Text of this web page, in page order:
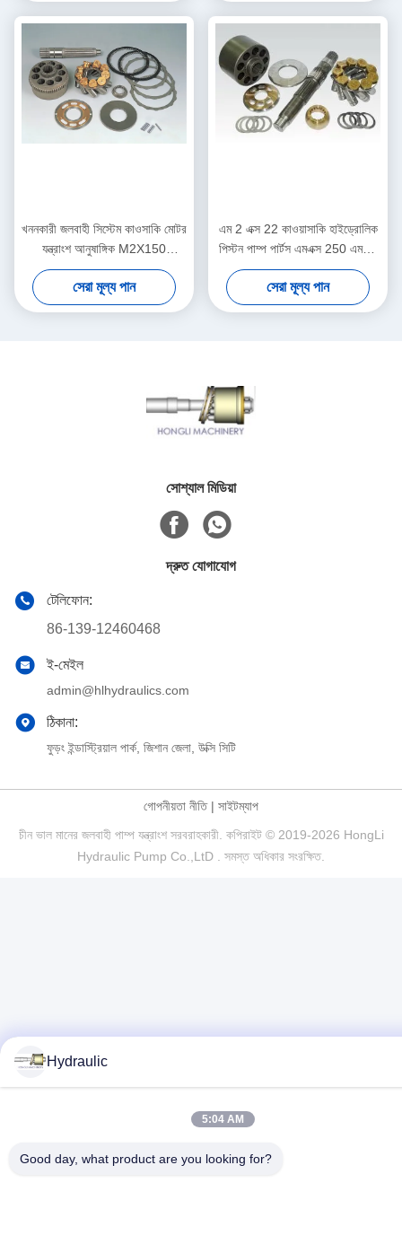
খননকারী জলবাহী সিস্টেম কাওসাকি মোটর
যন্ত্রাংশ আনুষাঙ্গিক M2X150
ISO9001 - 2000
সেরা মূল্য পান
এম 2 এক্স 22 কাওয়াসাকি হাইড্রোলিক
পিস্টন পাম্প পার্টস এমএক্স 250 এমএক্স
500 এমএক্স 530 উপলব্ধ
সেরা মূল্য পান
সোশ্যাল মিডিয়া
দ্রুত যোগাযোগ
টেলিফোন:
86-139-12460468
ই-মেইল
admin@hlhydraulics.com
ঠিকানা:
ফুড়ং ইন্ডাস্ট্রিয়াল পার্ক, জিশান জেলা, উক্সি সিটি
গোপনীয়তা নীতি| সাইটম্যাপ
চীন ভাল মানের জলবাহী পাম্প যন্ত্রাংশ সরবরাহকারী. কপিরাইট © 2019-2026 HongLi
Hydraulic Pump Co.,LtD . সমস্ত অধিকার সংরক্ষিত.
Hydraulic
5:04 AM
Good day, what product are you looking for?